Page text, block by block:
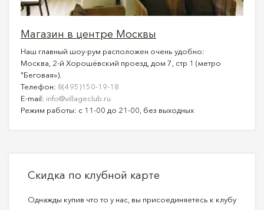
Магазин в центре Москвы
Наш главный шоу-рум расположен очень удобно:
Москва, 2-й Хорошёвский проезд, дом 7, стр 1 (метро
"Беговая»).
Телефон: 8(495)150-19-18
E-mail: info@villageclub.ru
Режим работы: с 11-00 до 21-00, без выходных
Скидка по клубной карте
Однажды купив что то у нас, вы присоединяетесь к клубу